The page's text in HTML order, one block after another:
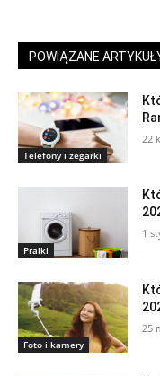
POWIĄZANE
Telefony i zegarki
22
Pralki
1
Foto i kamery
25